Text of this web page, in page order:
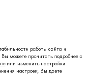
работы сайта и
можете прочитать подробнее о
или изменить настройки
настроек, Вы даете